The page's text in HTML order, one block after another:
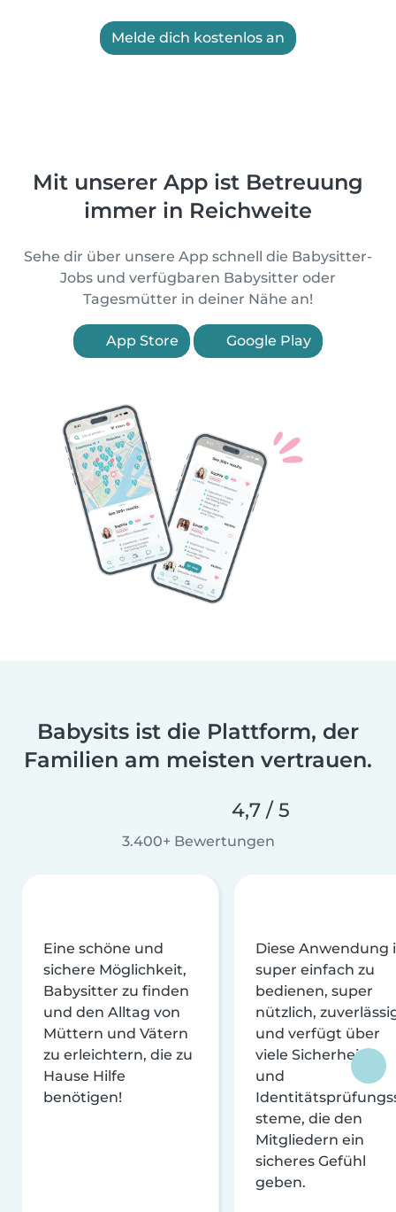
Melde dich kostenlos an
Mit unserer App ist Betreuung
immer in Reichweite
Sehe dir über unsere App schnell die Babysitter-
Jobs und verfügbaren Babysitter oder
Tagesmütter in deiner Nähe an!
App Store Google Play
Babysits ist die Plattform, der
Familien am meisten vertrauen.
4,7 / 5
3.400+ Bewertungen
Eine schöne und
sichere Möglichkeit,
Babysitter zu finden
und den Alltag von
Müttern und Vätern
zu erleichtern, die zu
Hause Hilfe
benötigen!
Diese Anwendung
super einfach zu
bedienen, super
nützlich,
und verfügt über
viele Sicherheits-
und
steme, die den
Mitgliedern ein
sicheres Gefühl
geben.